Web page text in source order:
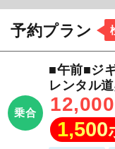
予約プラン
乗合
■午前■ジ
レンタル
12,000
1,500